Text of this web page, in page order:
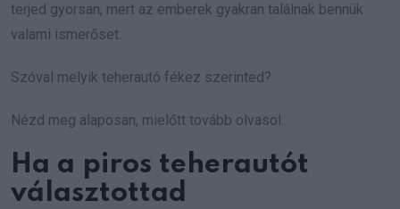
terjed gyorsan, mert az emberek gyakran találnak bennük
valami ismerőset.
Szóval melyik teherautó fékez szerinted?
Nézd meg alaposan, mielőtt tovább olvasol.
Ha a piros teherautót
választottad